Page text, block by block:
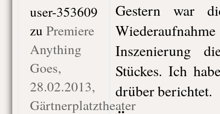
user-353609
zu Premiere
Anything
Goes,
28.02.2013,
Gärtnerplatztheater
Gestern war
Inszenierung
Stückes. Ich
drüber berichtet.